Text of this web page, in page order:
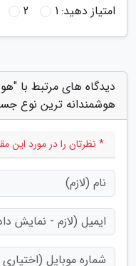
امتیاز دهید:1
2
دیدگاه های مرتبط با
هوشمندانه ترین نوع
* نظرتان را در مورد این